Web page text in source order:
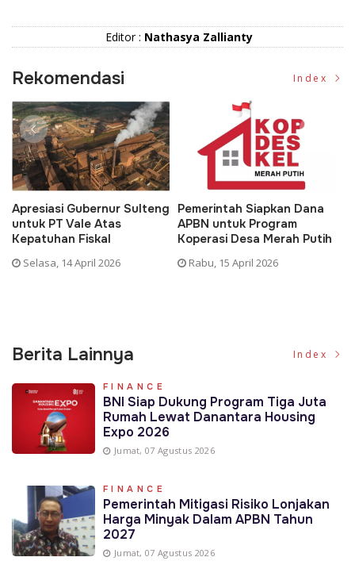
Editor : Nathasya Zallianty
Rekomendasi Index
Sulteng Pemerintah Siapkan Dana
APBN untuk Program
Koperasi Desa Merah Putih
Rabu, 15 April 2026
Dedi Mulyadi
KTP Asli dalam
Pembayaran Pajak
Rabu, 15 April 2026
Berita Lainnya Index
FINANCE
BNI Siap Dukung Program Tiga Juta
Rumah Lewat Danantara Housing
Expo 2026
Jumat, 07 Agustus 2026
FINANCE
Pemerintah Mitigasi Risiko Lonjakan
Harga Minyak Dalam APBN Tahun
2027
Jumat, 07 Agustus 2026